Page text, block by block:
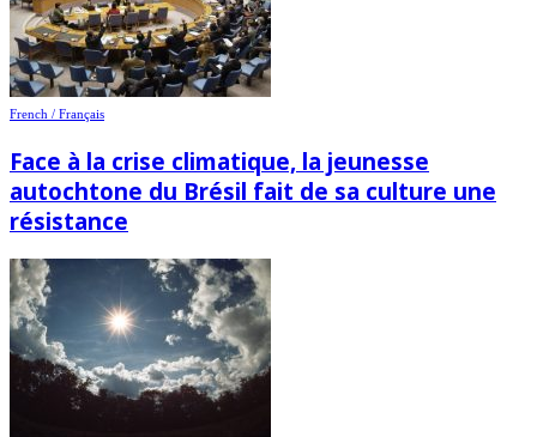
French / Français
Face à la crise climatique, la jeunesse
autochtone du Brésil fait de sa culture une
résistance